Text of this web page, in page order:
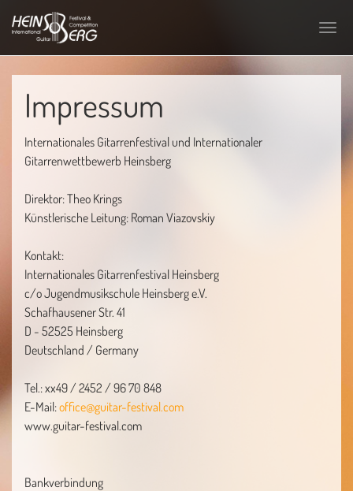
Impressum
Internationales Gitarrenfestival und Internationaler
Gitarrenwettbewerb Heinsberg
Direktor: Theo Krings
Künstlerische Leitung: Roman Viazovskiy
Kontakt:
Internationales Gitarrenfestival Heinsberg
c/o Jugendmusikschule Heinsberg e.V.
Schafhausener Str. 41
D - 52525 Heinsberg
Deutschland / Germany
Tel.: xx49 / 2452 / 96 70 848
E-Mail:office@guitar-festival.com
www.guitar-festival.com
Bankverbindung